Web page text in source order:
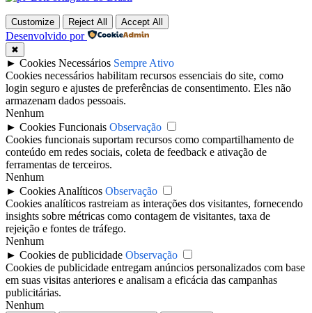
Customize Reject All Accept All
Desenvolvido por
✖
► Cookies Necessários Sempre Ativo
Cookies necessários habilitam recursos essenciais do site, como
login seguro e ajustes de preferências de consentimento. Eles não
armazenam dados pessoais.
Nenhum
► Cookies Funcionais Observação
Cookies funcionais suportam recursos como compartilhamento de
conteúdo em redes sociais, coleta de feedback e ativação de
ferramentas de terceiros.
Nenhum
► Cookies Analíticos Observação
Cookies analíticos rastreiam as interações dos visitantes, fornecendo
insights sobre métricas como contagem de visitantes, taxa de
rejeição e fontes de tráfego.
Nenhum
► Cookies de publicidade Observação
Cookies de publicidade entregam anúncios personalizados com base
em suas visitas anteriores e analisam a eficácia das campanhas
publicitárias.
Nenhum